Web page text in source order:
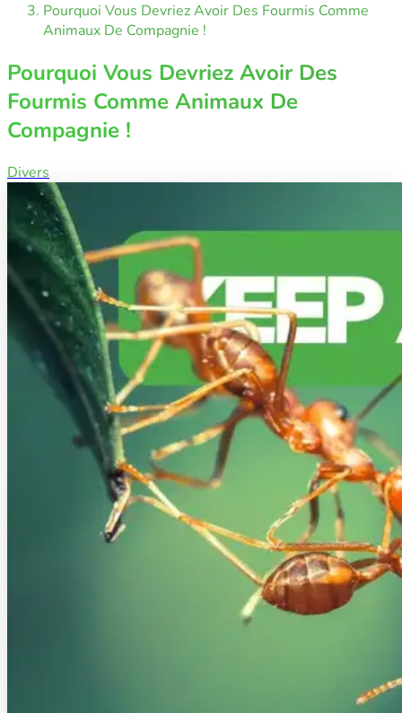
Pourquoi Vous Devriez Avoir Des Fourmis Comme
Animaux De Compagnie !
Pourquoi Vous Devriez Avoir Des
Fourmis Comme Animaux De
Compagnie !
Divers